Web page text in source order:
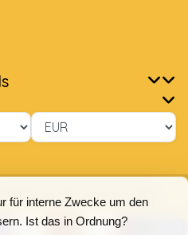
für interne Zwecke um den
Ist das in Ordnung?
Holzschuhe Laden